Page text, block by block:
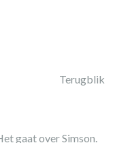
Terugblik
gaat over Simson.